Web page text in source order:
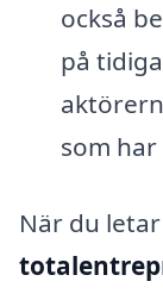
också
på
som
När du